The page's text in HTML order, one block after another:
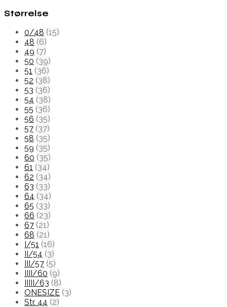
Størrelse
0/48 (15)
48 (6)
49 (7)
50 (39)
51 (36)
52 (38)
53 (36)
54 (38)
55 (36)
56 (35)
57 (37)
58 (35)
59 (35)
60 (35)
61 (34)
62 (34)
63 (33)
64 (34)
65 (33)
66 (23)
67 (21)
68 (21)
I/51 (16)
II/54 (3)
III/57 (5)
IIII/60 (9)
IIIII/63 (8)
ONESIZE (3)
Str. 44 (2)